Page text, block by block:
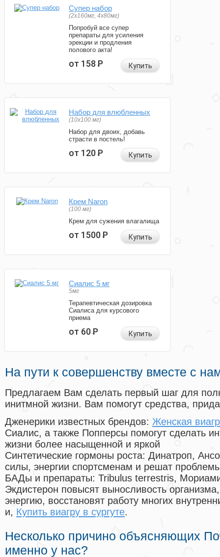
Супер набор
(2х160мг, 4х80мг)
Попробуй все супер
препараты для усиления
эрекции и продления
полового акта!
от 158Р Купить
Набор для влюбленных
(10х100 мг)
Набор для двоих, добавь
страсти в постель!
от 120Р Купить
Крем Naron
(100 мг)
Крем для сужения влагалища
от 1500Р Купить
Сиалис 5 мг
5мг
Терапевтическая дозировка
Сиалиса для курсового
приема
от 60Р Купить
На пути к совершенству вместе с
Предлагаем Вам сделать первый шаг для
инитмной жизни. Вам помогут средства,
Дженерики известных брендов: Женская
Сиалис, а также Попперсы помогут сделать
жизни более насыщенной и яркой
Синтетические гормоны роста: Динатроп,
силы, энергии спортсменам и решат
БАДы и препараты: Tribulus terrestris,
Экдистерон повысят выносливость
энергию, восстановят работу многих
и, Купить виагру в сургуте.
Несколько причино объясняющих
именно у нас?